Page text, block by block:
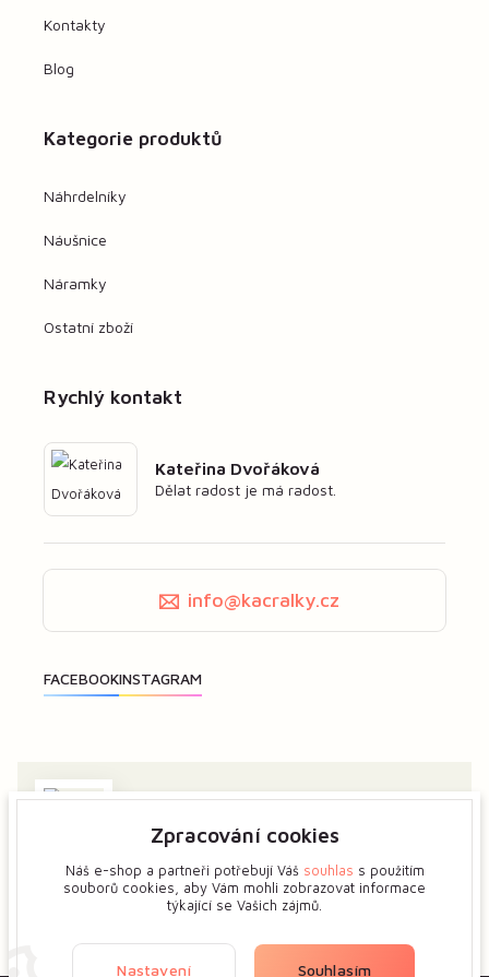
Kontakty
Blog
Kategorie produktů
Náhrdelníky
Náušnice
Náramky
Ostatní zboží
Zajímá vás má tvorba? Dejte mi předem vědět a ukážeme
Zobrazit na mapě
Rychlý kontakt
Kateřina Dvořáková
Dělat radost je má radost.
info@kacralky.cz
Zpracování cookies
Náš e-shop a partneři potřebují Váš souhlas s použitím
souborů cookies, aby Vám mohli zobrazovat informace
týkající se Vašich zájmů.
Nastavení Souhlasím